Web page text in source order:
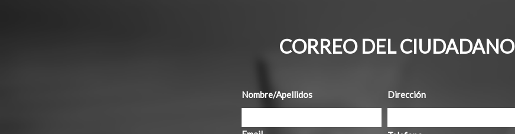
CORREO DEL CIUDADANO
Nombre/Apellidos Dirección